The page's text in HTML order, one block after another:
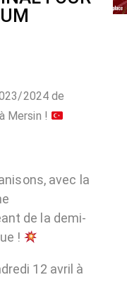
2024 de
à Mersin !
avec la
de la demi-
!
12 avril à